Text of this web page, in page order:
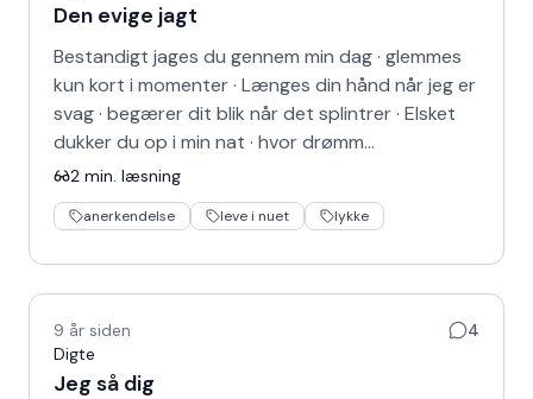
Den evige jagt
Bestandigt jages du gennem min dag · glemmes
kun kort i momenter · Længes din hånd når jeg er
svag · begærer dit blik når det splintrer · Elsket
dukker du op i min nat · hvor drømm…
2 min. læsning
anerkendelse leve i nuet lykke
9 år siden
4
Digte
Jeg så dig